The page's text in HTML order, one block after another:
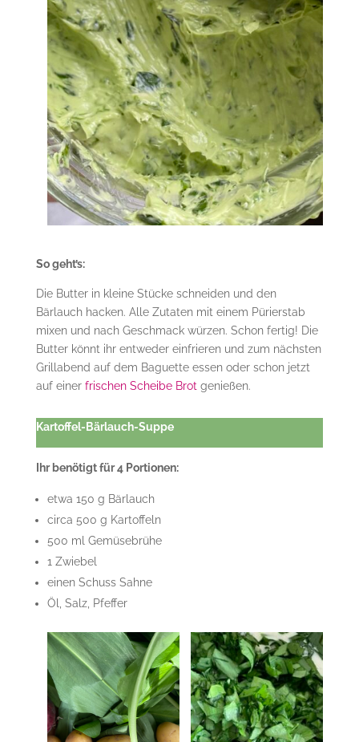
So geht’s:
Die Butter in kleine Stücke schneiden und den
Bärlauch hacken. Alle Zutaten mit einem Pürierstab
mixen und nach Geschmack würzen. Schon fertig! Die
Butter könnt ihr entweder einfrieren und zum nächsten
Grillabend auf dem Baguette essen oder schon jetzt
auf einer frischen Scheibe Brot genießen.
Kartoffel-Bärlauch-Suppe
Ihr benötigt für 4 Portionen:
etwa 150 g Bärlauch
circa 500 g Kartoffeln
500 ml Gemüsebrühe
1 Zwiebel
einen Schuss Sahne
Öl, Salz, Pfeffer